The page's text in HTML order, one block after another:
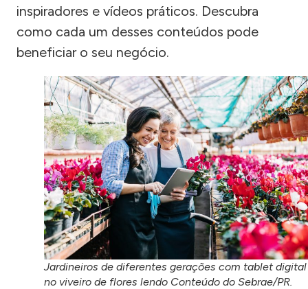
inspiradores e vídeos práticos. Descubra
como cada um desses conteúdos pode
beneficiar o seu negócio.
Jardineiros de diferentes gerações com tablet digital
no viveiro de flores lendo Conteúdo do Sebrae/PR.